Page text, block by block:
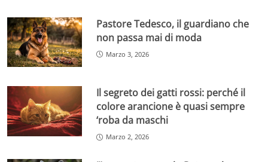
Pastore Tedesco, il guardiano che
non passa mai di moda
Marzo 3, 2026
Il segreto dei gatti rossi: perché il
colore arancione è quasi sempre
‘roba da maschi
Marzo 2, 2026